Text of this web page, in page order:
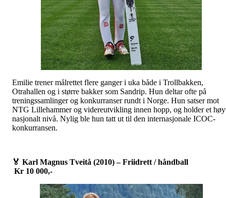
Emilie trener målrettet flere ganger i uka både i Trollbakken,
Otrahallen og i større bakker som Sandrip. Hun deltar ofte på
treningssamlinger og konkurranser rundt i Norge. Hun satser mot
NTG Lillehammer og videreutvikling innen hopp, og holder et
nasjonalt nivå. Nylig ble hun tatt ut til den internasjonale ICOC-
konkurransen.
🏅 Karl Magnus Tveitå (2010) – Friidrett / håndball
Kr 10 000,-